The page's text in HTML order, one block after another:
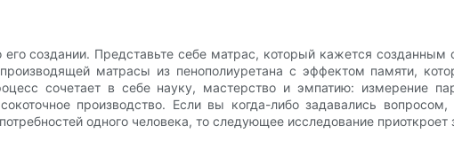
создании. Представьте себе матрас, который кажется
матрасы из пенополиуретана с эффектом памяти,
сочетает в себе науку, мастерство и эмпатию: измерение
производство. Если вы когда-либо задавались
одного человека, то следующее исследование приоткроет